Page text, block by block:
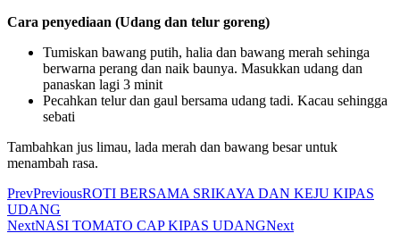
Cara penyediaan (Udang dan telur goreng)
Tumiskan bawang putih, halia dan bawang merah sehinga
berwarna perang dan naik baunya. Masukkan udang dan
panaskan lagi 3 minit
Pecahkan telur dan gaul bersama udang tadi. Kacau sehingga
sebati
Tambahkan jus limau, lada merah dan bawang besar untuk
menambah rasa.
PrevPreviousROTI BERSAMA SRIKAYA DAN KEJU KIPAS
UDANG
NextNASI TOMATO CAP KIPAS UDANGNext